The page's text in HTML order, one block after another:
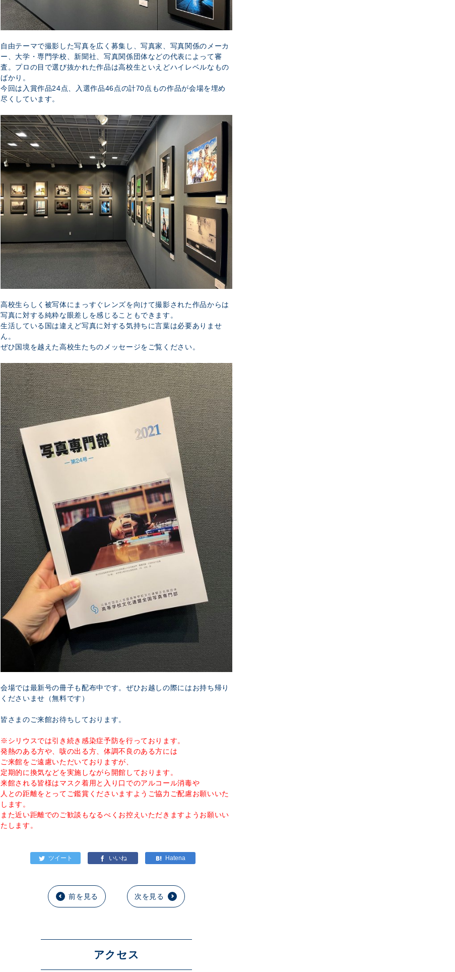
自由テーマで撮影した写真を広く募集し、写真家、写真関係のメーカ
ー、大学・専門学校、新聞社、写真関係団体などの代表によって審
査。プロの目で選び抜かれた作品は高校生といえどハイレベルなもの
ばかり。
今回は入賞作品24点、入選作品46点の計70点もの作品が会場を埋め
尽くしています。
高校生らしく被写体にまっすぐレンズを向けて撮影された作品からは
写真に対する純粋な眼差しを感じることもできます。
生活している国は違えど写真に対する気持ちに言葉は必要ありませ
ん。
ぜひ国境を越えた高校生たちのメッセージをご覧ください。
会場では最新号の冊子も配布中です。ぜひお越しの際にはお持ち帰り
くださいませ（無料です）
皆さまのご来館お待ちしております。
※シリウスでは引き続き感染症予防を行っております。
発熱のある方や、咳の出る方、体調不良のある方には
ご来館をご遠慮いただいておりますが、
定期的に換気などを実施しながら開館しております。
来館される皆様はマスク着用と入り口でのアルコール消毒や
人との距離をとってご鑑賞くださいますようご協力ご配慮お願いいた
します。
また近い距離でのご歓談もなるべくお控えいただきますようお願いい
たします。
前を見る 次を見る
アクセス